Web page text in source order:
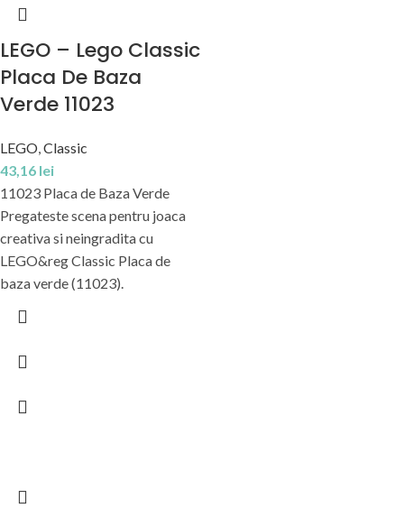
LEGO – Lego Classic
Placa De Baza
Verde 11023
LEGO,Classic
43,16 lei
11023 Placa de Baza Verde
Pregateste scena pentru joaca
creativa si neingradita cu
LEGO&reg Classic Placa de
baza verde (11023).